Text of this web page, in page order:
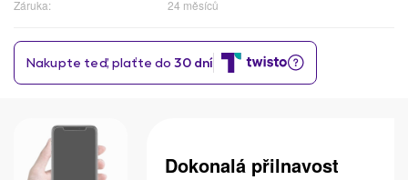
Záruka:
24 měsíců
Dokonalá přilnavost